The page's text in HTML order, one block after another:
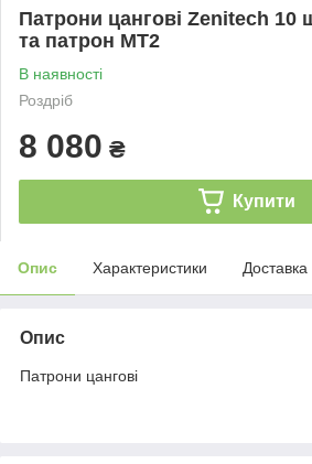
Патрони цангові Zenitech 10
та патрон МТ2
В наявності
Роздріб
8 080 ₴
Купити
Опис Характеристики Доставка
Опис
Патрони цангові